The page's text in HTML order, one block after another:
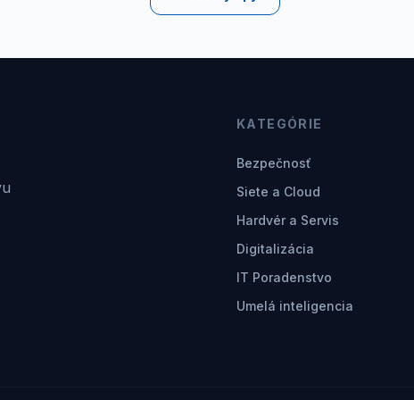
KATEGÓRIE
Bezpečnosť
Siete a Cloud
Hardvér a Servis
Digitalizácia
IT Poradenstvo
Umelá inteligencia